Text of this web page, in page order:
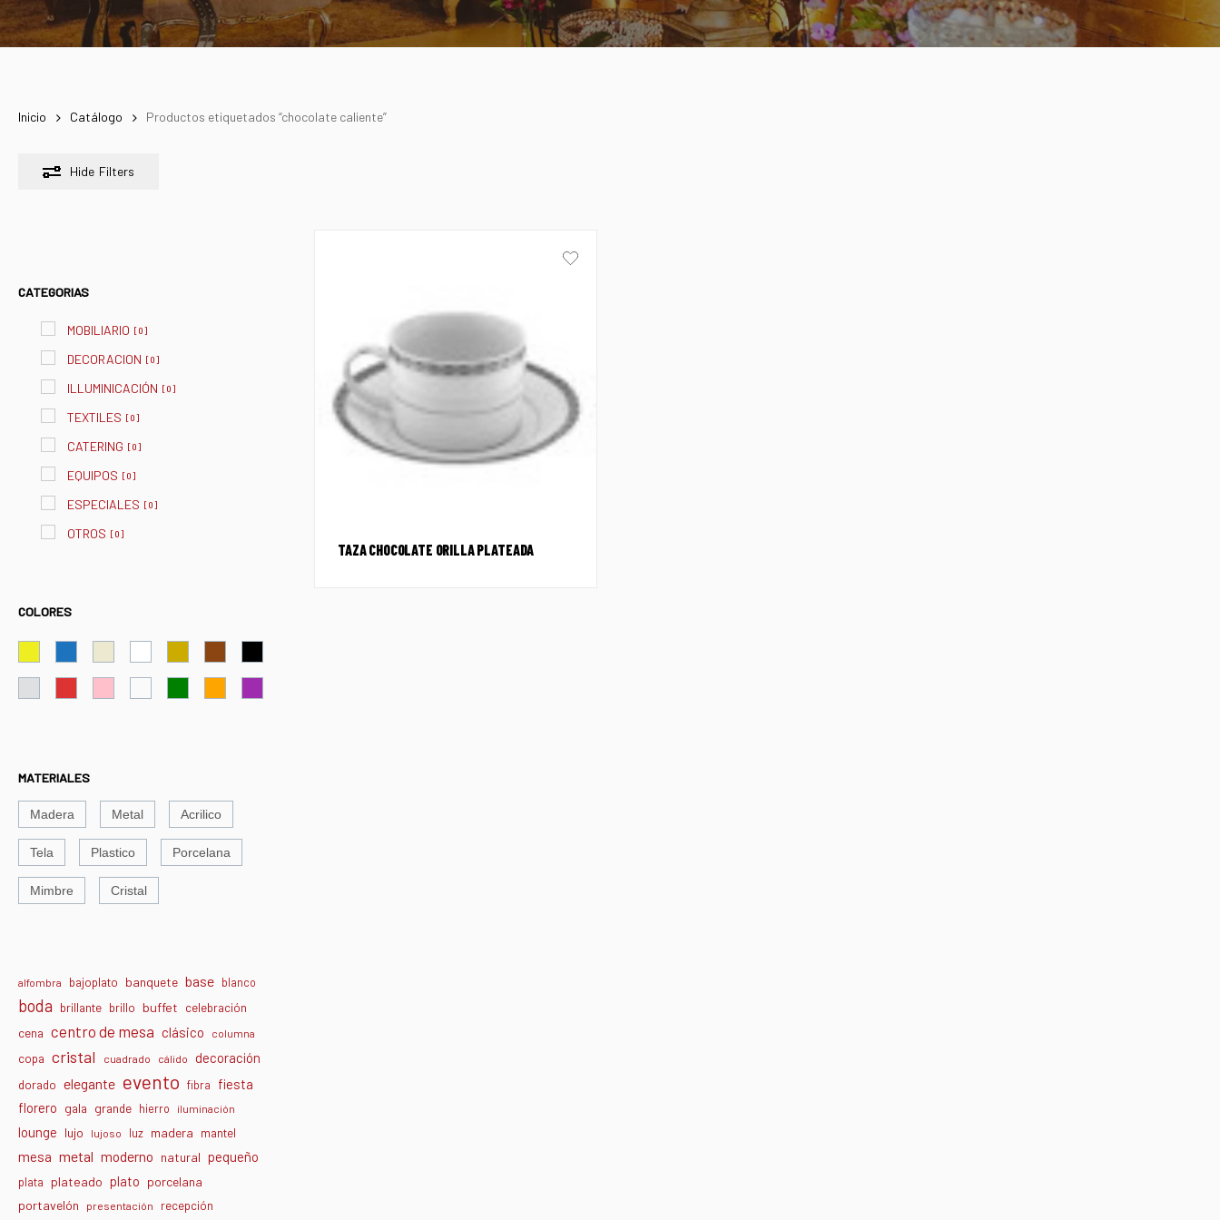
Inicio Catálogo Productos etiquetados “chocolate caliente”
Hide Filters
CATEGORIAS
MOBILIARIO [0]
DECORACION [0]
ILLUMINICACIÓN [0]
TEXTILES [0]
CATERING [0]
EQUIPOS [0]
ESPECIALES [0]
OTROS [0]
COLORES
MATERIALES
Madera Metal Acrilico
Tela Plastico Porcelana
Mimbre Cristal
alfombra bajoplato banquete base blanco
boda brillante brillo buffet celebración
cena centro de mesa clásico columna
copa cristal cuadrado cálido decoración
dorado elegante evento fibra fiesta
florero gala grande hierro iluminación
lounge lujo lujoso luz madera mantel
mesa metal moderno natural pequeño
plata plateado plato porcelana
portavelón
presentación recepción
TAZA CHOCOLATE ORILLA PLATEADA